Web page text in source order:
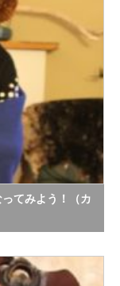
てみよう！（カ